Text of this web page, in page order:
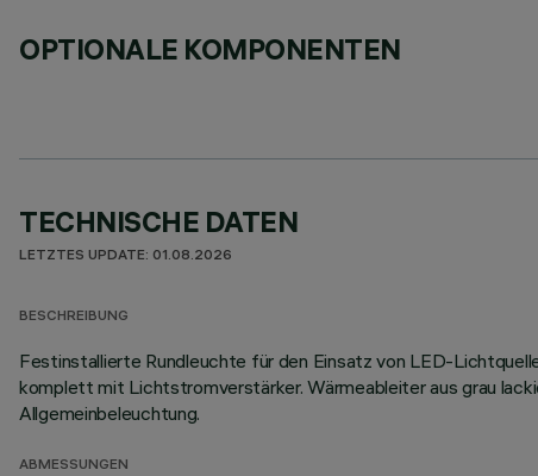
OPTIONALE KOMPONENTEN
TECHNISCHE DATEN
LETZTES UPDATE: 01.08.2026
BESCHREIBUNG
Festinstallierte Rundleuchte für den Einsatz von LED-
komplett mit Lichtstromverstärker. Wärmeableiter aus grau
Allgemeinbeleuchtung.
ABMESSUNGEN